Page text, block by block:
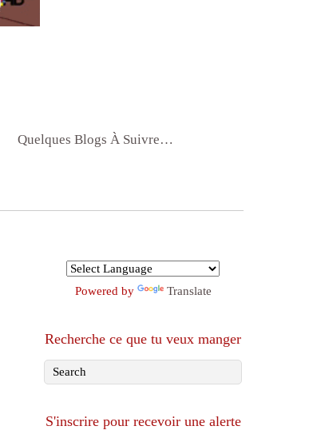
Quelques Blogs À Suivre…
Powered by Translate
Recherche ce que tu veux manger
S'inscrire pour recevoir une alerte